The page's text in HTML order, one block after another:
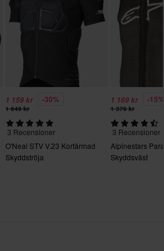
310 x 355 x 135 mm
1 159 kr -30%
1 649 kr
3 Recensioner
O'Neal STV V.23 Kortärmad
Skyddströja
1 169 kr -15%
1 379 kr
3 Recensioner
Alpinestars
Skyddsväst